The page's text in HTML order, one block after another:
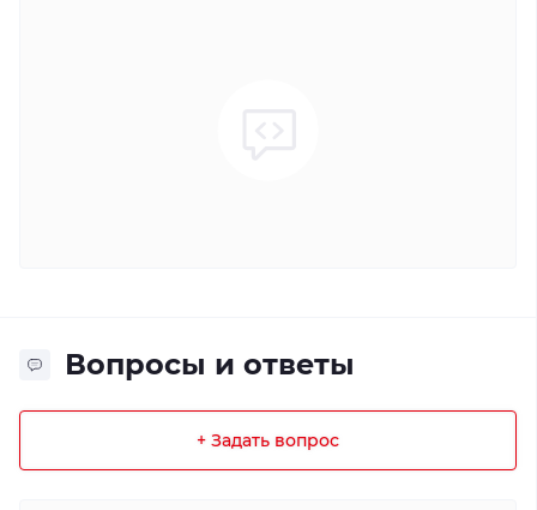
Вопросы и ответы
+ Задать вопрос